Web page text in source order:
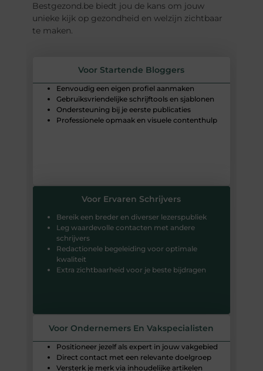
Bestgezond.be biedt jou de kans om jouw
unieke kijk op gezondheid en welzijn zichtbaar
te maken.
Voor Startende Bloggers
Eenvoudig een eigen profiel aanmaken
Gebruiksvriendelijke schrijftools en sjablonen
Ondersteuning bij je eerste publicaties
Professionele opmaak en visuele contenthulp
Voor Ervaren Schrijvers
Bereik een breder en diverser lezerspubliek
Leg waardevolle contacten met andere
schrijvers
Redactionele begeleiding voor optimale
kwaliteit
Extra zichtbaarheid voor je beste bijdragen
Voor Ondernemers En Vakspecialisten
Positioneer jezelf als expert in jouw vakgebied
Direct contact met een relevante doelgroep
Versterk je merk via inhoudelijke artikelen